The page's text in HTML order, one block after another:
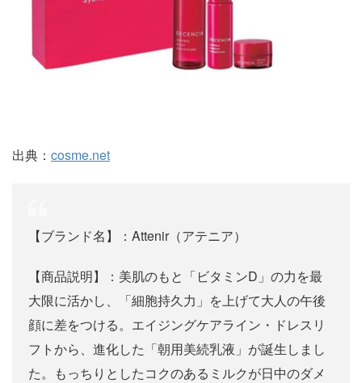
出典： cosme.net
【ブランド名】：Attenir（アテニア）
【商品説明】：美肌のもと「ビタミンD」の力を最
大限に活かし、「細胞持久力」を上げて大人の午後
顔に差をつける。エイジングケアライン・ドレスリ
フトから、進化した「朝用美続乳液」が誕生しまし
た。もっちりとしたコクのあるミルクが日中のダメ